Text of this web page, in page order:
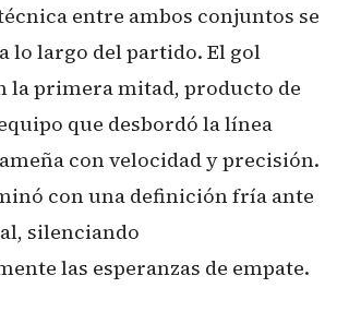
entre ambos conjuntos se
lo largo del partido. El gol
la primera mitad, producto de
que desbordó la línea
con velocidad y precisión.
con una definición fría ante
silenciando
las esperanzas de empate.